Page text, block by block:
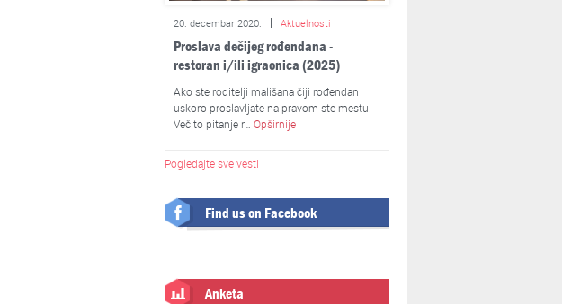
20. decembar 2020. Aktuelnosti
Proslava dečijeg rođendana -
restoran i/ili igraonica (2025)
Ako ste roditelji mališana čiji rođendan
uskoro proslavljate na pravom ste mestu.
Večito pitanje r… Opširnije
Pogledajte sve vesti
Find us on Facebook
Anketa